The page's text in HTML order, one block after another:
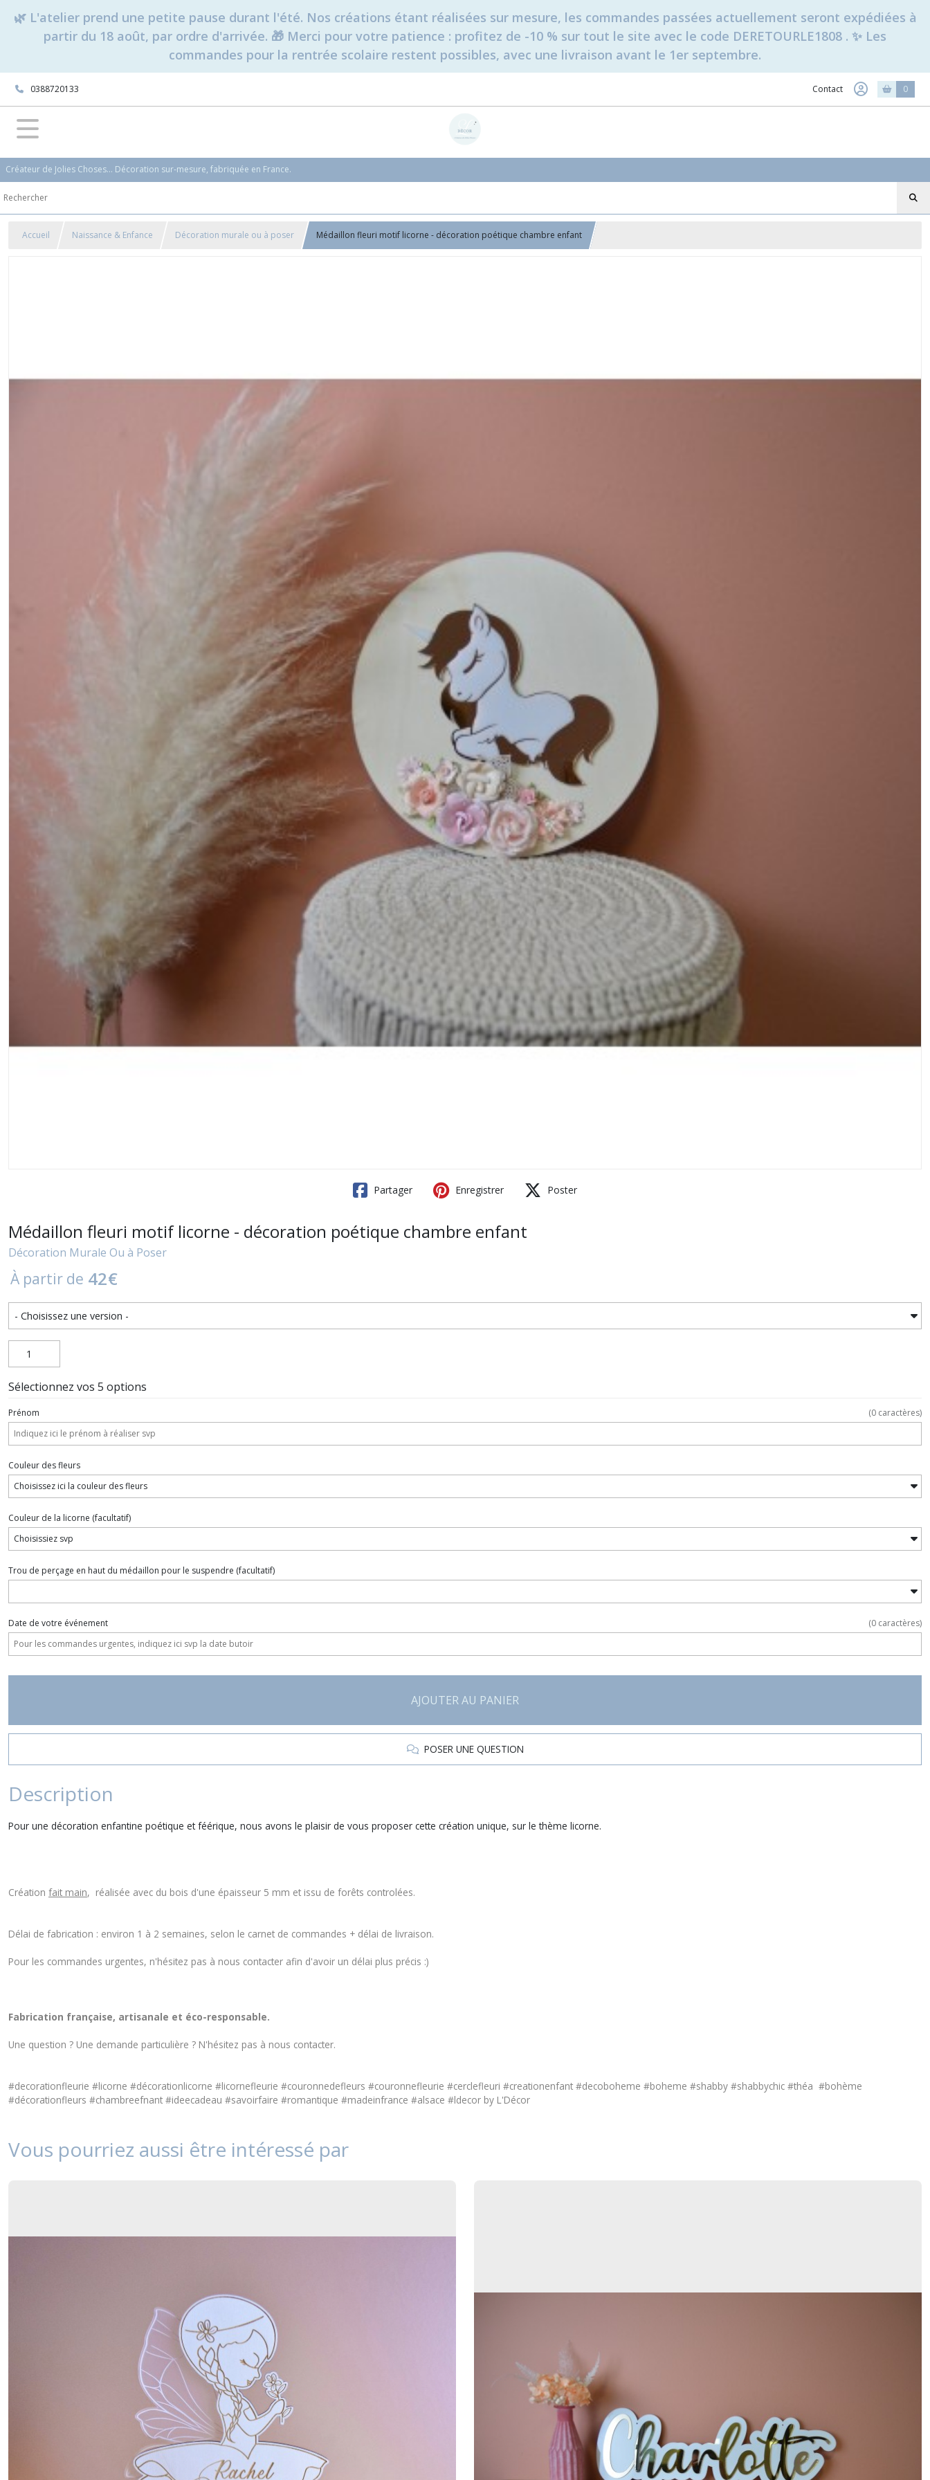
🌿 L'atelier prend une petite pause durant l'été. Nos créations étant réalisées sur mesure, les commandes passées actuellement seront expédiées à
partir du 18 août, par ordre d'arrivée. 🎁 Merci pour votre patience : profitez de -10 % sur tout le site avec le code DERETOURLE1808 . ✨ Les
commandes pour la rentrée scolaire restent possibles, avec une livraison avant le 1er septembre.
0388720133 Contact 0
Créateur de Jolies Choses... Décoration sur-mesure, fabriquée en France.
Accueil Naissance & Enfance Décoration murale ou à poser Médaillon fleuri motif licorne - décoration poétique chambre enfant
Partager Enregistrer Poster
Médaillon fleuri motif licorne - décoration poétique chambre enfant
Décoration Murale Ou à Poser
À partir de 42€
Sélectionnez vos 5 options
Prénom (0 caractères)
Couleur des fleurs
Couleur de la licorne (facultatif)
Trou de perçage en haut du médaillon pour le suspendre (facultatif)
Date de votre événement (0 caractères)
AJOUTER AU PANIER
POSER UNE QUESTION
Description
Pour une décoration enfantine poétique et féérique, nous avons le plaisir de vous proposer cette création unique, sur le thème licorne.
Création fait main, réalisée avec du bois d'une épaisseur 5 mm et issu de forêts controlées.
Délai de fabrication : environ 1 à 2 semaines, selon le carnet de commandes + délai de livraison.
Pour les commandes urgentes, n'hésitez pas à nous contacter afin d'avoir un délai plus précis :)
Fabrication française, artisanale et éco-responsable.
Une question ? Une demande particulière ? N'hésitez pas à nous contacter.
#decorationfleurie #licorne #décorationlicorne #licornefleurie #couronnedefleurs #couronnefleurie #cerclefleuri #creationenfant #decoboheme #boheme #shabby #shabbychic #théa #bohème
#décorationfleurs #chambreefnant #ideecadeau #savoirfaire #romantique #madeinfrance #alsace #ldecor by L'Décor
Vous pourriez aussi être intéressé par